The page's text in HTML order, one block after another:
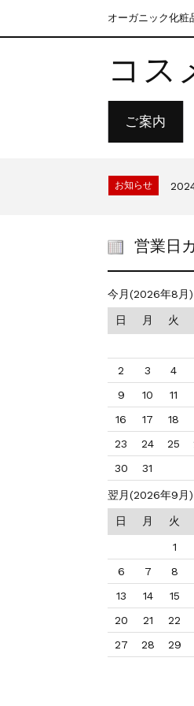
オーガニック化粧
コ
ご案内
お知らせ
営業日
今月(2026年8月)
日 月 火
2
3 4
9
10 11
16
17 18
23
24 25
30
31
翌月(2026年9月)
日 月 火
1
6
7 8
13
14 15
20
21 22
27
28 29